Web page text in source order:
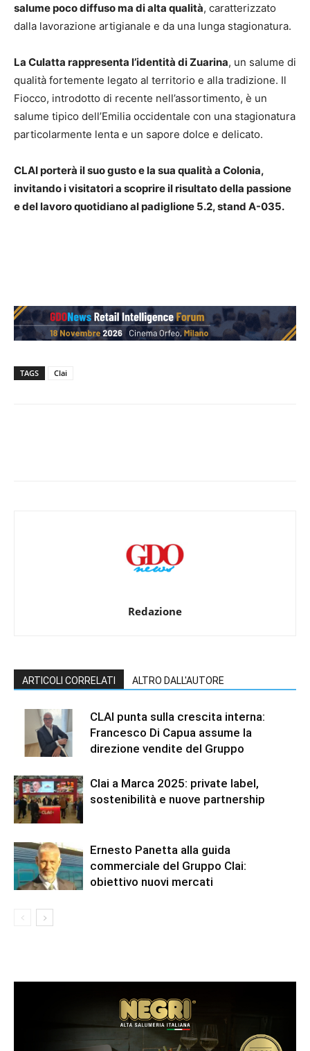
salume poco diffuso ma di alta qualità, caratterizzato
dalla lavorazione artigianale e da una lunga stagionatura.
La Culatta rappresenta l’identità di Zuarina, un salume di
qualità fortemente legato al territorio e alla tradizione. Il
Fiocco, introdotto di recente nell’assortimento, è un
salume tipico dell’Emilia occidentale con una stagionatura
particolarmente lenta e un sapore dolce e delicato.
CLAI porterà il suo gusto e la sua qualità a Colonia,
invitando i visitatori a scoprire il risultato della passione
e del lavoro quotidiano al padiglione 5.2, stand A-035.
TAGS Clai
Redazione
ARTICOLI CORRELATI ALTRO DALL'AUTORE
CLAI punta sulla crescita interna:
Francesco Di Capua assume la
direzione vendite del Gruppo
Clai a Marca 2025: private label,
sostenibilità e nuove partnership
Ernesto Panetta alla guida
commerciale del Gruppo Clai:
obiettivo nuovi mercati